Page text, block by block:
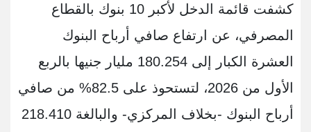
كشفت قائمة الدخل لأكبر 10 بنوك بالقطاع
المصرفي، عن ارتفاع صافي أرباح البنوك
العشرة الكبار إلى 180.254 مليار جنيها بالربع
الأول من 2026، لتستحوذ على 82.5% من صافي
أرباح البنوك -بخلاف المركزي- والبالغة 218.410